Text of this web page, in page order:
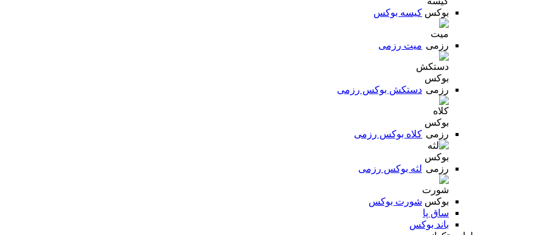
کیسه بوکس
میت رزمی
دستکش بوکس رزمی
کلاه بوکس رزمی
لثه بوکس رزمی
شورت بوکس
ساق پا
باند بوکس